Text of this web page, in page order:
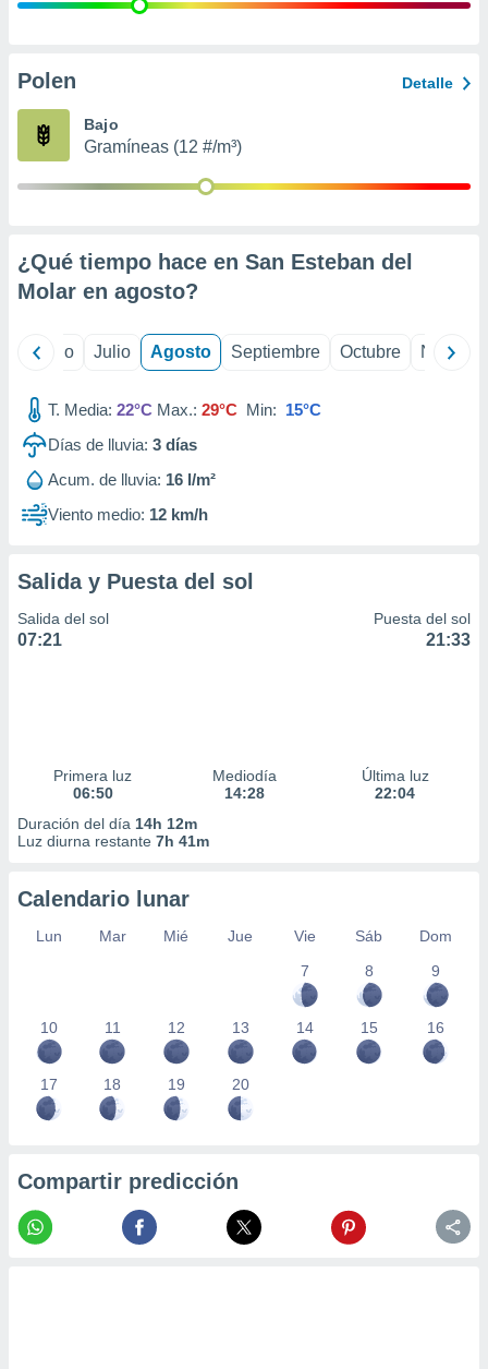
e
publicidad
Polen Detalle
Bajo
Gramíneas (12 #/m³)
¿Qué tiempo hace en San Esteban del
Molar en agosto?
Junio Julio Agosto Septiembre Octubre
T. Media: 22°C Max.: 29°C Min: 15°C
Días de lluvia: 3 días
Acum. de lluvia: 16 l/m²
Viento medio: 12 km/h
Salida y Puesta del sol
Salida del sol
07:21
Puesta del sol
21:33
Primera luz
06:50
Mediodía
14:28
Última luz
22:04
Duración del día 14h 12m
Luz diurna restante 7h 41m
Calendario lunar
Lun Mar Mié Jue Vie Sáb
Dom
7
8 9
10 11 12 13 14 15 16
17 18 19 20
Compartir predicción